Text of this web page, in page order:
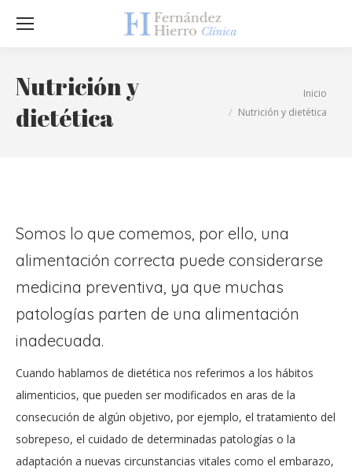
Nutrición y
dietética
Inicio
Nutrición y dietética
Somos lo que comemos, por ello, una
alimentación correcta puede considerarse
medicina preventiva, ya que muchas
patologías parten de una alimentación
inadecuada.
Cuando hablamos de dietética nos referimos a los hábitos
alimenticios, que pueden ser modificados en aras de la
consecución de algún objetivo, por ejemplo, el tratamiento del
sobrepeso, el cuidado de determinadas patologías o la
adaptación a nuevas circunstancias vitales como el embarazo,